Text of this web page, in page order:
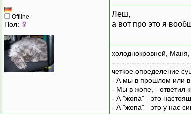
Offline
Пол:
Леш,
а вот про это я
холоднокровней,
четкое определение
- А мы в прошлом или
- Мы в жопе, - ответил
- А "жопа" - это
- А "жопа" - это у нас